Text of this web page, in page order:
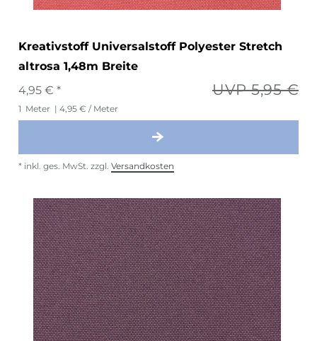
Kreativstoff Universalstoff Polyester Stretch
altrosa 1,48m Breite
UVP 5,95 €
4,95 € *
1 Meter | 4,95 € / Meter
* inkl. ges. MwSt. zzgl. Versandkosten